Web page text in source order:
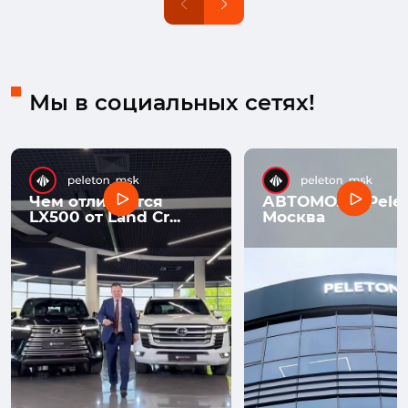
Мы в социальных сетях!
Чем отличается
LX500 от Land Cr...
АВТОМОЛЛ
Москва